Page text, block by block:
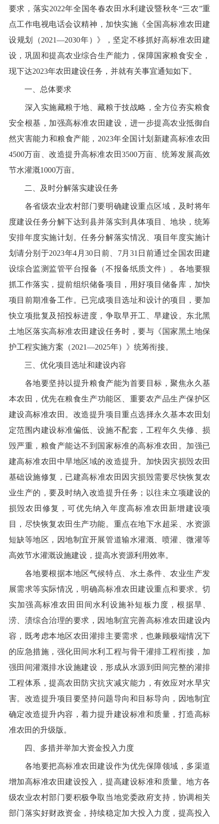
要求 ，落实2022年全国冬春农田水利建设暨秋冬“三农”重
点工作电视电话会议精神 ，加快实施 《全国高标准农田建
设规划（2021—2030年）》，坚定不移抓好高标准农田建
设，巩固和提高农业综合生产能力，保障国家粮食安全，
现下达2023年农田建设任务，并就有关事宜通知如下。
一、总体要求
深入 实施藏粮于地、藏粮于技战略，全方位夯实粮食
安全根基，加强高标准农田建设，进一步提高农业抵御自
然灾害能力和粮食产能 ， 2023年全国计划新建高标准农田
4500万亩、改造提升高标准农田3500万亩、统筹发展高效
节水灌溉1000万亩。
二、及时分解落实建设任务
各省级农业农村部门要明确建设重点区域，及时将年
度建设任务分解下达到县并落实到具体项目
、地块，统筹
安排年度实施计划 。任务分解落实情况、项目年度实施计
划请分别于2023年4月30日前、7月31日前通过全国农田建
设综合监测监管平台报备（不报备纸质文件）。 各地要狠
抓工作落实，提前组织储备项目，用好项目储备库，加快
项目前期准备工作。已完成项目选址和设计的项目，要加
快立项批复及招投标进度，争取早开工、早建设。东北黑
土地区落实高标准农田建设任务时，要与《国家黑土地保
护工程实施方案（2021—2025年）》统筹衔接。
三、优化项目选址和建设内容
各地要坚持以提升粮食产能为首要目标，聚焦永久基
本农田 ， 优先在粮食生产功能区、重要农产品生产保护区
建设高标准农田。改造提升项目重点选择永久基本农田划
定范围内建设标准偏低、设施不配套，工程年久失修、损
毁严重，粮食产能达不到国家标准的高标准农田。 加强已
建高标准农田中旱地区域的改造提升。 加快因灾损毁农田
基础设施修复， 已建高标准农田因灾损毁需要尽快恢复农
业生产的，要及时纳入改造提升任务；
以往未立项建设的
损毁农田修复 ，可优先纳入年度高标准农田 新增建设项
目，尽快恢复农田生产功能。重点在地下水超采、水资源
短缺等地区，因地制宜开展管道输水灌溉、喷灌、微灌等
高效节水灌溉设施建设，提高水资源利用效率。
各地要根据本地区气候特点、水土条件、农业生产发
展需求等实际情况，明确高标准农田建设重点和要求。切
实加强高标准农田田间水利设施补短板力度，根据旱、
涝、渍综合治理的要求，因地制宜完善高标准农田建设内
容，既考虑本地区农田灌排主要需求，也兼顾极端情况下
的应急措施， 强化田间水利工程与骨干灌排工程衔接， 加
强田间灌溉排水设施建设 ，形成从水源到田间完整的灌排
工程体系 ，提高农田防灾抗灾减灾能力，有效应对水旱灾
害。 改造提升项目要坚持问题导向和目标导向，因地制宜
确定改造提升内容，着力提升建设标准和质量，打造高标
准农田的升级版 。
四、多措并举加大资金投入力度
各地要把高标准农田建设作为优先保障领域，多渠道
增加高标准农田建设投入，提高建设标准和质量。地方各
级农业农村部门要积极争取当地党委政府支持，协调相关
部门落实好财政资金，持续稳定加大投入力度， 提高投入